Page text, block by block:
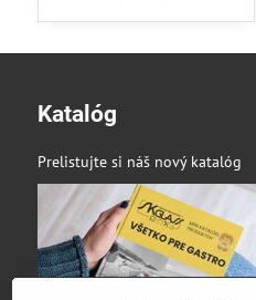
Katalóg
Prelistujte si náš nový katalóg